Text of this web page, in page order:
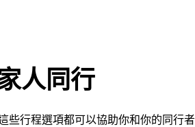
人同行
行程選項都可以協助你和你的同行